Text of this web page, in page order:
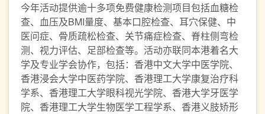
今年活动提供逾十多项免费健康检测项目包括血糖检
查、血压及BMI量度、基本口腔检查、耳穴保健、中
医问症、骨质疏松检查、关节痛症检查、脊柱侧弯检
测、视力评估、足部检查等。活动亦联同本港着名大
学及专业学会协作，包括：香港中文大学中医学院、
香港浸会大学中医药学院、香港理工大学康复治疗科
学系、香港理工大学眼科视光学院、香港大学牙医学
院、香港理工大学生物医学工程学系、香港义肢矫形